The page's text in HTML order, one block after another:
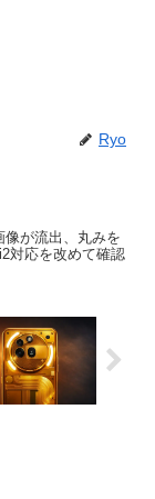
Ryo
が流出、丸みを
対応を改めて確認